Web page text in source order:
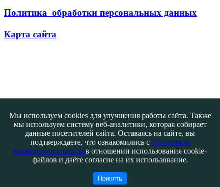
Политика обработки персональных данных
Карта сайта
Контакты
Мы используем cookies для улучшения работы сайта. Также
мы используем систему веб-аналитики, которая собирает
данные посетителей сайта. Оставаясь на сайте, вы
подтверждаете, что ознакомились с Политикой
конфиденциальностив отношении использования cookie-
файлов и даёте согласие на их использование.
Принять